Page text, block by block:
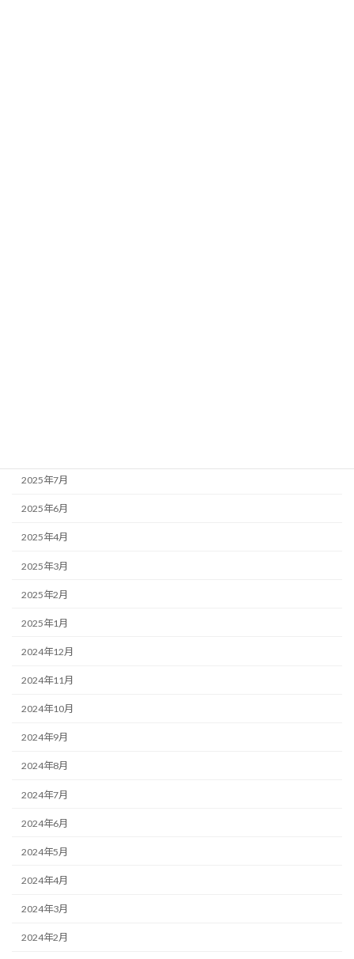
2025年7月
2025年6月
2025年4月
2025年3月
2025年2月
2025年1月
2024年12月
2024年11月
2024年10月
2024年9月
2024年8月
2024年7月
2024年6月
2024年5月
2024年4月
2024年3月
2024年2月